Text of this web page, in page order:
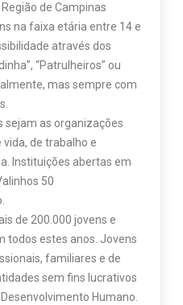
de Campinas
na faixa etária entre 14 e
através dos
“Patrulheiros” ou
mas sempre com
sejam as organizações
de trabalho e
Instituições abertas em
50
de 200.000 jovens e
todos estes anos. Jovens
familiares e de
sem fins lucrativos
Humano.